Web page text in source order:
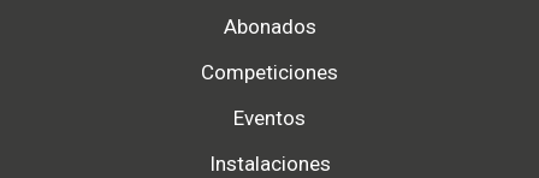
Abonados
Competiciones
Eventos
Instalaciones